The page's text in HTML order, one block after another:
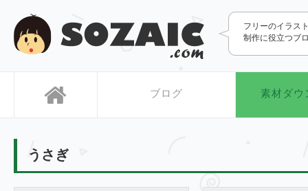
SOZAIC.com
フリーのイラス
制作に役立つブ
ブログ 素材ダウ
うさぎ